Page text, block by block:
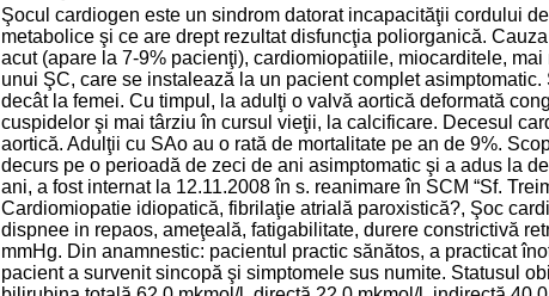
Şocul cardiogen este un sindrom datorat incapacităţii cordului
metabolice şi ce are drept rezultat disfuncţia poliorganică.
acut (apare la 7-9% pacienţi), cardiomiopatiile, miocarditele,
unui ŞC, care se instalează la un pacient complet
decât la femei. Cu timpul, la adulţi o valvă aortică deformată
cuspidelor şi mai târziu în cursul vieţii, la calcificare. Decesul
aortică. Adulţii cu SAo au o rată de mortalitate pe an de 9%.
decurs pe o perioadă de zeci de ani asimptomatic şi a adus la
ani, a fost internat la 12.11.2008 în s. reanimare în SCM “Sf.
Cardiomiopatie idiopatică, fibrilaţie atrială paroxistică?, Şoc
dispnee in repaos, ameţeală, fatigabilitate, durere constrictivă
mmHg. Din anamnestic: pacientul practic sănătos, a practicat
pacient a survenit sincopă şi simptomele sus numite. Statusul